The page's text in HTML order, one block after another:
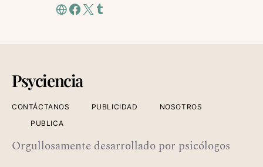
Psyciencia
CONTÁCTANOS PUBLICIDAD
NOSOTROS
PUBLICA
Orgullosamente desarrollado por psicólogos